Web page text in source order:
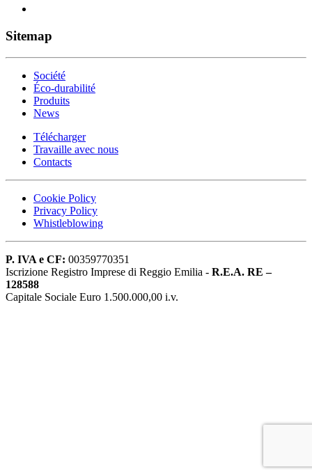
Sitemap
Société
Éco-durabilité
Produits
News
Télécharger
Travaille avec nous
Contacts
Cookie Policy
Privacy Policy
Whistleblowing
P. IVA e CF: 00359770351
Iscrizione Registro Imprese di Reggio Emilia - R.E.A. RE –
128588
Capitale Sociale Euro 1.500.000,00 i.v.